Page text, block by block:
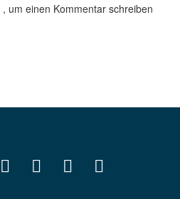
, um einen Kommentar schreiben